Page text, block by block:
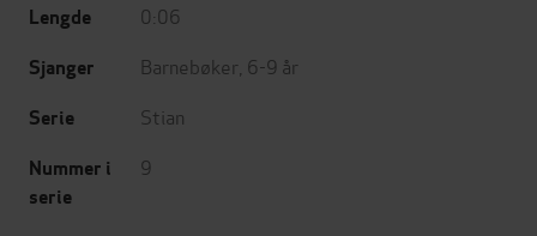
Lengde 0:06
Sjanger Barnebøker 6-9 år
Serie Stian
Nummer i
serie
9